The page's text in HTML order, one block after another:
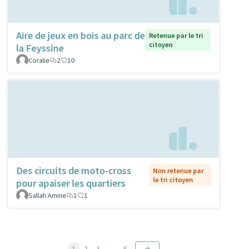
Aire de jeux en bois au parc de
la Feyssine
Retenue par le tri
citoyen
Coralie
2 10
Des circuits de moto-cross
pour apaiser les quartiers
Non retenue par
le tri citoyen
Sallah Amine
1 1